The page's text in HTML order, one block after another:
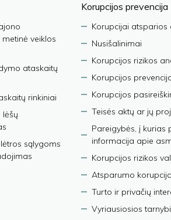
veiklos
ataskaitų
rinkiniai
lėšų
sąlygoms
Korupcijos prevencija
Korupcijai
Nusišalinimai
Korupcijos rizikos
Korupcijos
Korupcijos
Teisės aktų ar jų
Pareigybės, į kurias
informacija apie
Korupcijos rizikos
Atsparumo
Turto ir privačių
Vyriausiosios